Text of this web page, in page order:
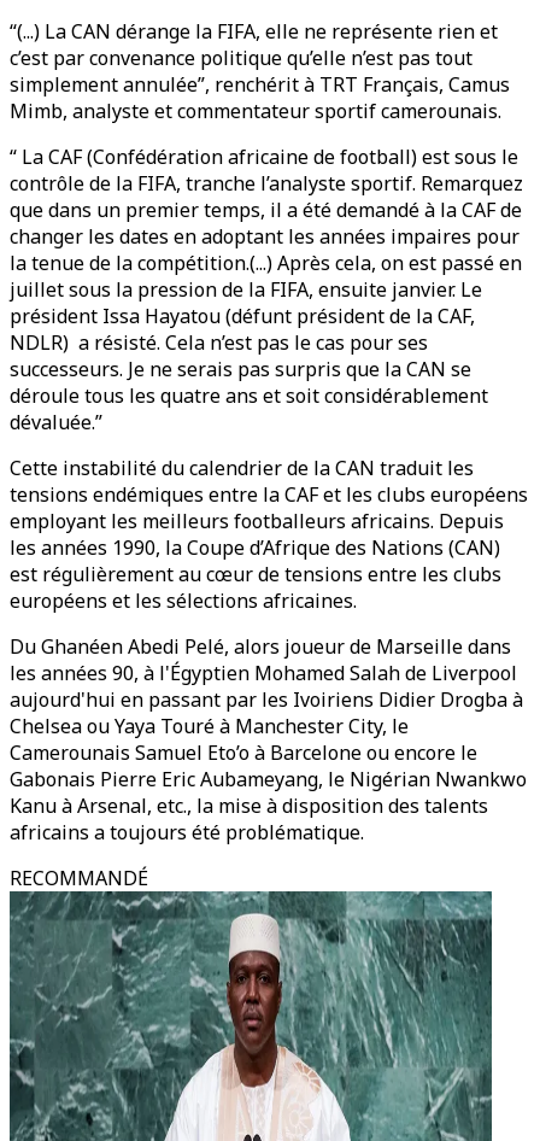
“(...) La CAN dérange la FIFA, elle ne représente rien et
c’est par convenance politique qu’elle n’est pas tout
simplement annulée”, renchérit à TRT Français, Camus
Mimb, analyste et commentateur sportif camerounais.
“ La CAF (Confédération africaine de football) est sous le
contrôle de la FIFA, tranche l’analyste sportif. Remarquez
que dans un premier temps, il a été demandé à la CAF de
changer les dates en adoptant les années impaires pour
la tenue de la compétition.(...) Après cela, on est passé en
juillet sous la pression de la FIFA, ensuite janvier. Le
président Issa Hayatou (défunt président de la CAF,
NDLR) a résisté. Cela n’est pas le cas pour ses
successeurs. Je ne serais pas surpris que la CAN se
déroule tous les quatre ans et soit considérablement
dévaluée.”
Cette instabilité du calendrier de la CAN traduit les
tensions endémiques entre la CAF et les clubs européens
employant les meilleurs footballeurs africains. Depuis
les années 1990, la Coupe d’Afrique des Nations (CAN)
est régulièrement au cœur de tensions entre les clubs
européens et les sélections africaines.
Du Ghanéen Abedi Pelé, alors joueur de Marseille dans
les années 90, à l'Égyptien Mohamed Salah de Liverpool
aujourd'hui en passant par les Ivoiriens Didier Drogba à
Chelsea ou Yaya Touré à Manchester City, le
Camerounais Samuel Eto’o à Barcelone ou encore le
Gabonais Pierre Eric Aubameyang, le Nigérian Nwankwo
Kanu à Arsenal, etc., la mise à disposition des talents
africains a toujours été problématique.
RECOMMANDÉ